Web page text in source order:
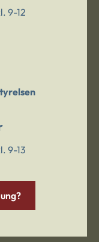
9-12
9-13